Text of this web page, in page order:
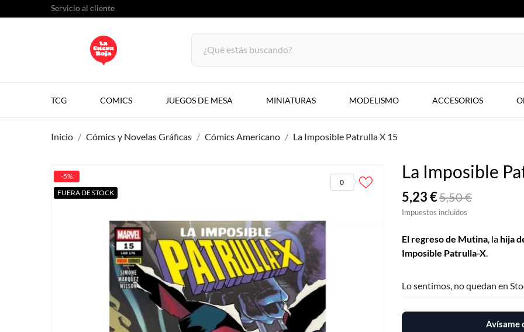
Servicio al cliente
TCG COMICS JUEGOS DE MESA MINIATURAS MODELISMO ACCESORIOS
Inicio Cómics y Novelas Gráficas Cómics Americano La Imposible Patrulla X 15
0
-5%
FUERA DE STOCK
La Imposible
5,23 €5,50 €
Impuestos incluidos
El regreso de Mutina, la hija
Imposible Patrulla-X.
Lo sentimos, no quedan en
Avísame